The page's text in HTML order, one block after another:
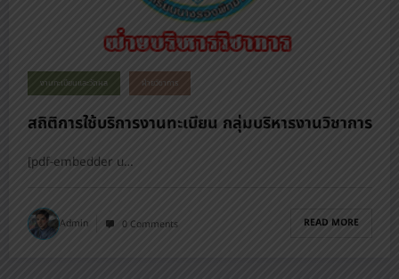
งานทะเบียนและวัดผล ฝ่ายวิชาการ
สถิติการใช้บริการงานทะเบียน กลุ่มบริหารงานวิชาการ
[pdf-embedder u…
Admin 0 Comments READ MORE